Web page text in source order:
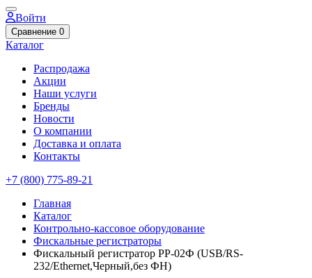
Войти
Сравнение 0
Каталог
Распродажа
Акции
Наши услуги
Бренды
Новости
О компании
Доставка и оплата
Контакты
+7 (800) 775-89-21
Главная
Каталог
Контрольно-кассовое оборудование
Фискальные регистраторы
Фискальный регистратор РР-02Ф (USB/RS-
232/Ethernet,Черный,без ФН)